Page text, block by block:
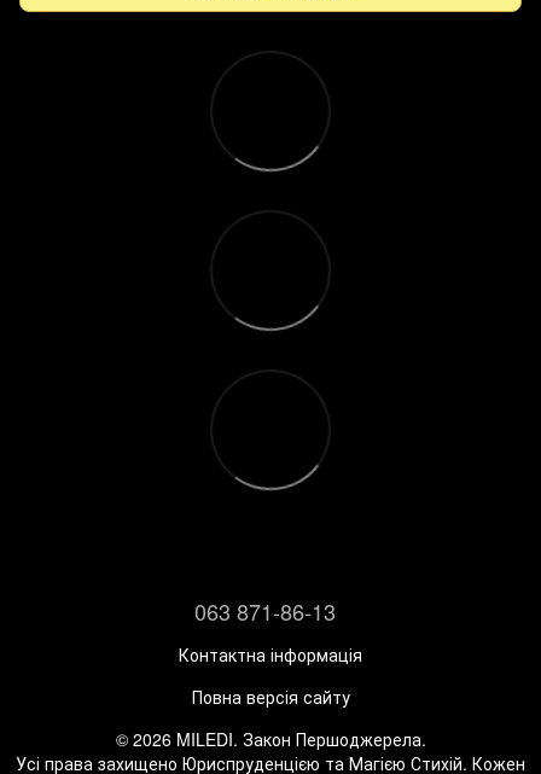
063 871-86-13
Контактна інформація
Повна версія сайту
© 2026 MILEDI. Закон Першоджерела.
Усі права захищено Юриспруденцією та Магією Стихій. Кожен